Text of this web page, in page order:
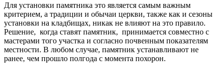
Для установки памятника это является самым важным
критерием, а традиции и обычаи церкви, также как и сезоны
установки на кладбищах, никак не влияют на это правило.
Решение, когда ставят памятник, принимается совместно с
мастерами того участка и согласно почвенным показателям
местности. В любом случае, памятник устанавливают не
ранее, чем прошло полгода с момента похорон.